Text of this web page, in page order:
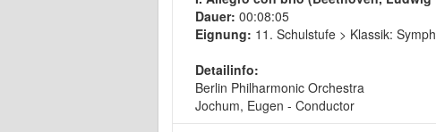
Dauer: 00:08:05
Eignung: 11. Schulstufe > Klassik:
Detailinfo:
Berlin Philharmonic Orchestra
Jochum, Eugen - Conductor